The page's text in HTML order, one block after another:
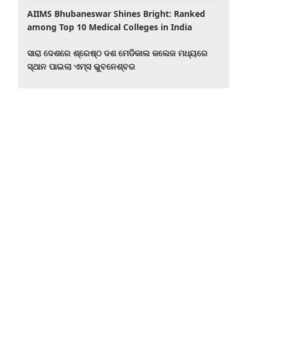
AIIMS Bhubaneswar Shines Bright: Ranked
among Top 10 Medical Colleges in India
ସାରା ଦେଶରେ ଶ୍ରେଷ୍ଠ ଦଶ ମେଡିକାଲ କଲେଜ ମଧ୍ୟରେ
ସ୍ଥାନ ପାଇଲା ଏମ୍ସ ଭୁବନେଶ୍ବର